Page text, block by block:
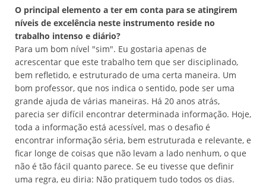
O principal elemento a ter em conta para se atingirem
níveis de excelência neste instrumento reside no
trabalho intenso e diário?
Para um bom nível "sim". Eu gostaria apenas de
acrescentar que este trabalho tem que ser disciplinado,
bem refletido, e estruturado de uma certa maneira. Um
bom professor, que nos indica o sentido, pode ser uma
grande ajuda de várias maneiras. Há 20 anos atrás,
parecia ser difícil encontrar determinada informação. Hoje,
toda a informação está acessível, mas o desafio é
encontrar informação séria, bem estruturada e relevante, e
ficar longe de coisas que não levam a lado nenhum, o que
não é tão fácil quanto parece. Se eu tivesse que definir
uma regra, eu diria: Não pratiquem tudo todos os dias.